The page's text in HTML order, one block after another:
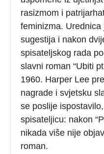
rasizmom i
feminizma.
sugestija i nakon
spisateljskog rada
slavni roman “Ubiti
1960. Harper Lee
nagrade i svjetsku
se poslije
spisateljicu: nakon
nikada više nije
roman.